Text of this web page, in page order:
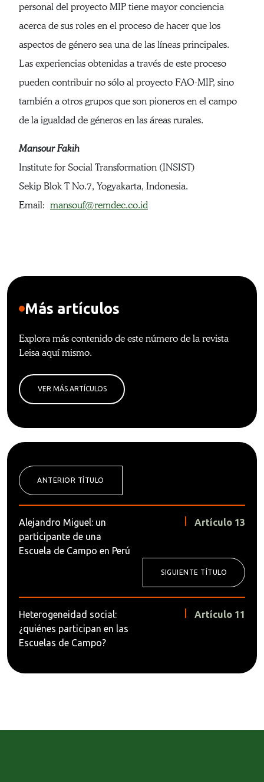
personal del proyecto MIP tiene mayor conciencia
acerca de sus roles en el proceso de hacer que los
aspectos de género sea una de las líneas principales.
Las experiencias obtenidas a través de este proceso
pueden contribuir no sólo al proyecto FAO-MIP, sino
también a otros grupos que son pioneros en el campo
de la igualdad de géneros en las áreas rurales.
Mansour Fakih
Institute for Social Transformation (INSIST)
Sekip Blok T No.7, Yogyakarta, Indonesia.
Email: mansouf@remdec.co.id
Más artículos
Explora más contenido de este número de la revista
Leisa aquí mismo.
VER MÁS ARTÍCULOS
ANTERIOR TÍTULO
Alejandro Miguel: un
participante de una
Escuela de Campo en Perú
Artículo 13
SIGUIENTE TÍTULO
Heterogeneidad social:
¿quiénes participan en las
Escuelas de Campo?
Artículo 11